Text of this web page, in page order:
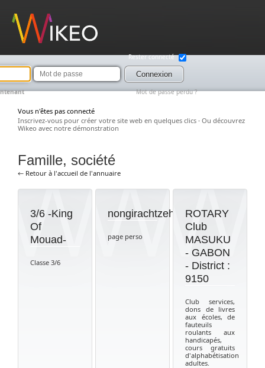
Rester connecté
Mot
de
passe
Connexion
Mot de passe perdu ?
Vous n'êtes pas connecté
Inscrivez-vous pour créer votre site web en quelques clics · Ou découvrez
Wikeo avec notre démonstration
Famille, société
← Retour à l'accueil de l'annuaire
3/6 -King
Of
Mouad-
Classe 3/6
nongirachtzehc
page perso
ROTARY
Club
MASUKU
- GABON
- District :
9150
Club services,
dons de livres
aux écoles, de
fauteuils
roulants aux
handicapés,
cours gratuits
d'alphabétisation
adultes.